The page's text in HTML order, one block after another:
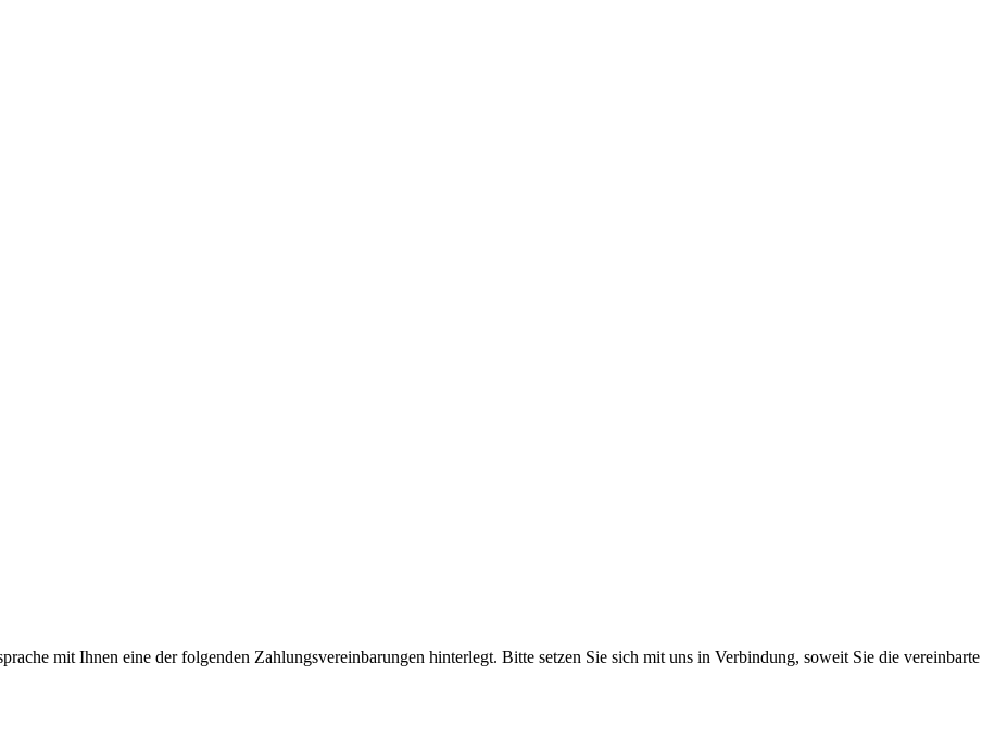
mit Ihnen eine der folgenden Zahlungsvereinbarungen hinterlegt. Bitte setzen Sie sich mit uns in Verbindung, soweit Sie die vereinbarte